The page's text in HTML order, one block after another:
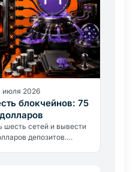
июля 2026
блокчейнов: 75
шесть сетей и вывести
депозитов.